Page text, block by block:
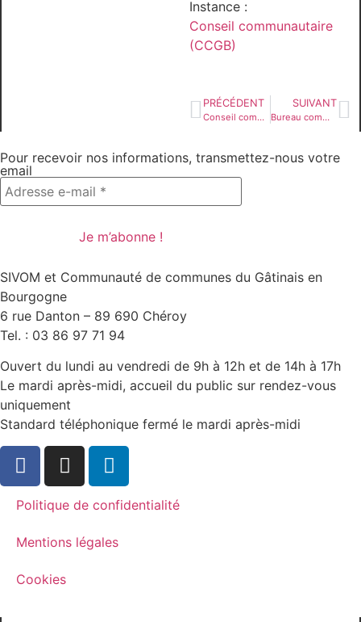
Instance :
Conseil communautaire
(CCGB)
PRÉCÉDENT
Conseil communautaire du 7 avril 2023
SUIVANT
Bureau communautaire du 5 mai 2023
Pour recevoir nos informations, transmettez-nous votre
email
SIVOM et Communauté de communes du Gâtinais en
Bourgogne
6 rue Danton – 89 690 Chéroy
Tel. : 03 86 97 71 94
Ouvert du lundi au vendredi de 9h à 12h et de 14h à 17h
Le mardi après-midi, accueil du public sur rendez-vous
uniquement
Standard téléphonique fermé le mardi après-midi
Politique de confidentialité
Mentions légales
Cookies